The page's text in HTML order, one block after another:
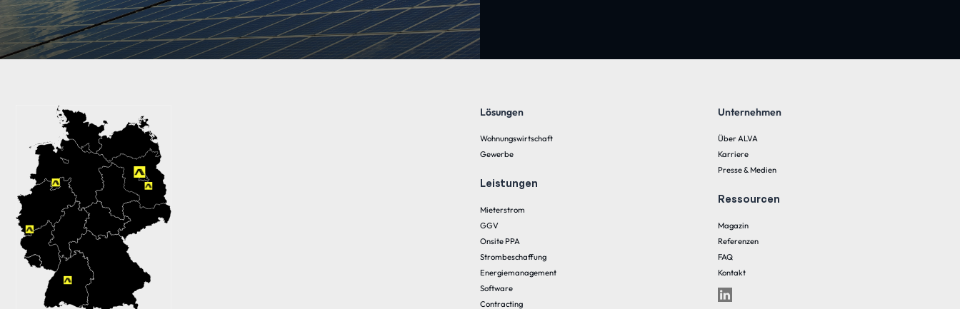
Lösungen
Wohnungswirtschaft
Gewerbe
Leistungen
Mieterstrom
GGV
Onsite PPA
Strombeschaffung
Energiemanagement
Software
Contracting
Unternehmen
Über ALVA
Karriere
Presse & Medien
Ressourcen
Magazin
Referenzen
FAQ
Kontakt